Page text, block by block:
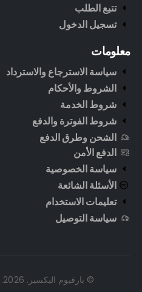
تتبع الطلب
تسجيل الدخول
معلومات
سياسة الاسترجاع والاسترداد
الشروط والأحكام
شروط الخدمة
شروط الفوترة والدفع
الشحن وطرق الدفع
الدفع الأمن
سياسة الخصوصية
الأسئلة الشائعة
تعليمات الاستخدام
سياسة التوصيل
© بارفيوم اليكسير. 2026. جميع الحقوق محفوظة.